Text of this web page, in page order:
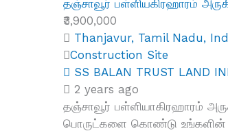
தஞ்சாவூர் பள்ளியகிரஹாரம்
₹3,900,000
Thanjavur, Tamil Nadu,
Construction Site
SS BALAN TRUST LAND
2 years ago
தஞ்சாவூர் பள்ளியாகிரஹாரம்
பொருட்களை கொண்டு உங்களின்